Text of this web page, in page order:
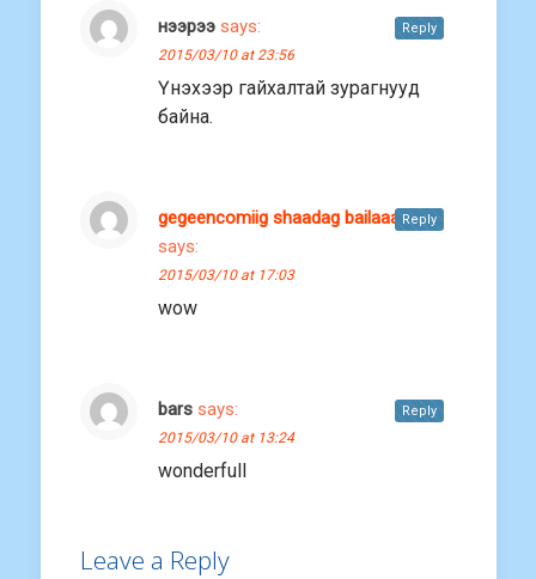
нээрээ says:
2015/03/10 at 23:56
Үнэхээр гайхалтай зурагнууд
байна.
Reply
gegeencomiig shaadag bailaaa
says:
2015/03/10 at 17:03
wow
Reply
bars says:
2015/03/10 at 13:24
wonderfull
Reply
Leave a Reply